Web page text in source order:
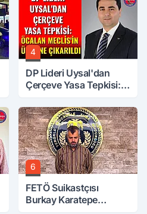
4
DP Lideri Uysal'dan
Çerçeve Yasa Tepkisi:
Üzerine Çıkarıldı
6
FETÖ Suikastçısı
Burkay Karatepe